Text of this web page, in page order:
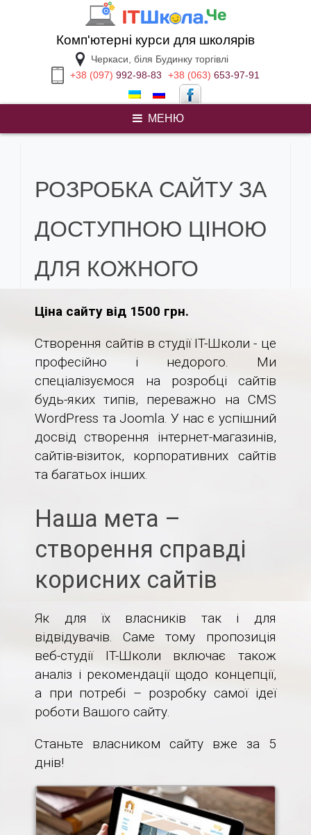
содержимомуКомп'ютерні курси для школярів
Черкаси, біля Будинку торгівлі
+38 (097) 992-98-83 +38 (063) 653-97-91
МЕНЮ
homework for me
РОЗРОБКА САЙТУ ЗА
ДОСТУПНОЮ ЦІНОЮ
ДЛЯ КОЖНОГО
Ціна сайту від 1500 грн.
Створення сайтів в студії IT-Школи - це
професійно і недорого. Ми
спеціалізуємося на розробці сайтів
будь-яких типів, переважно на CMS
WordPress та Joomla. У нас є успішний
досвід створення інтернет-магазинів,
сайтів-візиток, корпоративних сайтів
та багатьох інших.
Наша мета –
створення справді
корисних сайтів
Як для їх власників так і для
відвідувачів. Саме тому пропозиція
веб-студії IT-Школи включає також
аналіз і рекомендації щодо концепції,
а при потребі – розробку самої ідеї
роботи Вашого сайту.
Станьте власником сайту вже за 5
днів!